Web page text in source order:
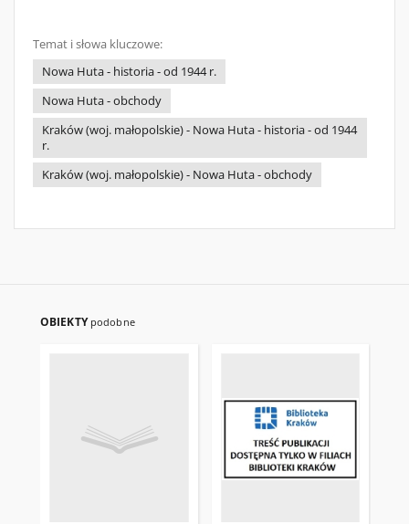
Temat i słowa kluczowe:
Nowa Huta - historia - od 1944 r.
Nowa Huta - obchody
Kraków (woj. małopolskie) - Nowa Huta - historia - od 1944
r.
Kraków (woj. małopolskie) - Nowa Huta - obchody
OBIEKTY podobne